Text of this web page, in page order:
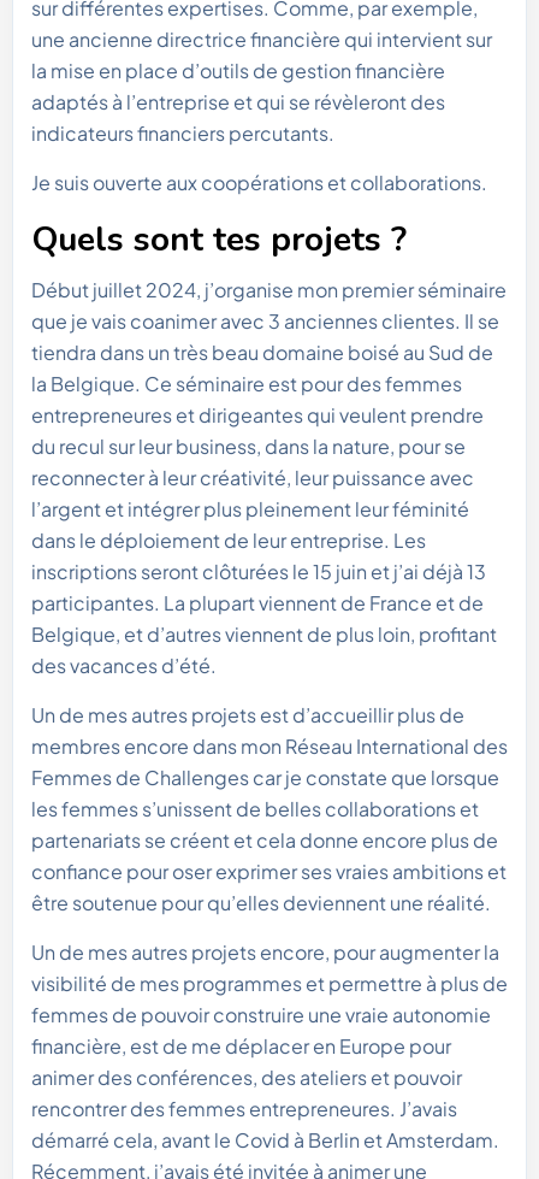
sur différentes expertises. Comme, par exemple,
une ancienne directrice financière qui intervient sur
la mise en place d’outils de gestion financière
adaptés à l’entreprise et qui se révèleront des
indicateurs financiers percutants.
Je suis ouverte aux coopérations et collaborations.
Quels sont tes projets ?
Début juillet 2024, j’organise mon premier séminaire
que je vais coanimer avec 3 anciennes clientes. Il se
tiendra dans un très beau domaine boisé au Sud de
la Belgique. Ce séminaire est pour des femmes
entrepreneures et dirigeantes qui veulent prendre
du recul sur leur business, dans la nature, pour se
reconnecter à leur créativité, leur puissance avec
l’argent et intégrer plus pleinement leur féminité
dans le déploiement de leur entreprise. Les
inscriptions seront clôturées le 15 juin et j’ai déjà 13
participantes. La plupart viennent de France et de
Belgique, et d’autres viennent de plus loin, profitant
des vacances d’été.
Un de mes autres projets est d’accueillir plus de
membres encore dans mon Réseau International des
Femmes de Challenges car je constate que lorsque
les femmes s’unissent de belles collaborations et
partenariats se créent et cela donne encore plus de
confiance pour oser exprimer ses vraies ambitions et
être soutenue pour qu’elles deviennent une réalité.
Un de mes autres projets encore, pour augmenter la
visibilité de mes programmes et permettre à plus de
femmes de pouvoir construire une vraie autonomie
financière, est de me déplacer en Europe pour
animer des conférences, des ateliers et pouvoir
rencontrer des femmes entrepreneures. J’avais
démarré cela, avant le Covid à Berlin et Amsterdam.
Récemment, j’avais été invitée à animer une